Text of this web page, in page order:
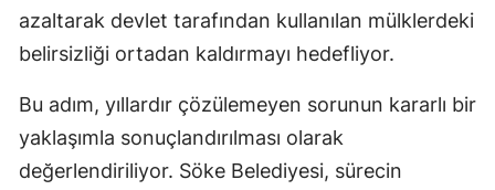
azaltarak devlet tarafından kullanılan mülklerdeki
belirsizliği ortadan kaldırmayı hedefliyor.
Bu adım, yıllardır çözülemeyen sorunun kararlı bir
yaklaşımla sonuçlandırılması olarak
değerlendiriliyor. Söke Belediyesi, sürecin